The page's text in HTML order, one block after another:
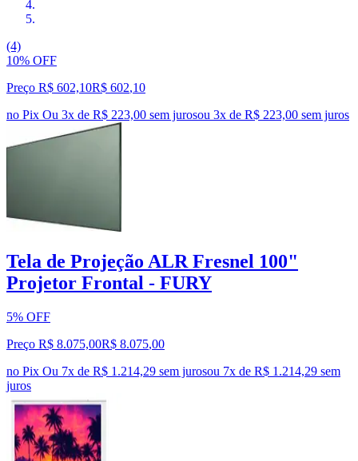
(4)
10% OFF
Preço R$ 602,10R$ 602,10
no Pix Ou 3x de R$ 223,00 sem jurosou 3x de R$ 223,00 sem juros
Tela de Projeção ALR Fresnel 100"
Projetor Frontal - FURY
5% OFF
Preço R$ 8.075,00R$ 8.075,00
no Pix Ou 7x de R$ 1.214,29 sem jurosou 7x de R$ 1.214,29 sem
juros